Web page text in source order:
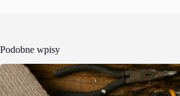
Podobne wpisy